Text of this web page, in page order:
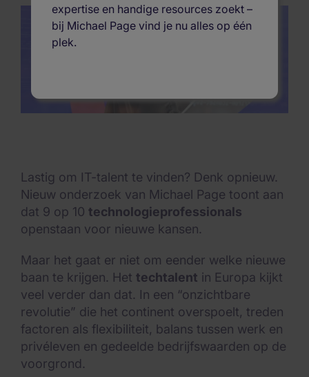
Lastig om IT-talent te vinden? Denk opnieuw.
Nieuw onderzoek van Michael Page toont aan
dat 9 op 10 technologieprofessionals
openstaan voor nieuwe kansen.
Maar het gaat er niet om eender welke nieuwe
baan te krijgen. Het techtalent in Europa kijkt
veel verder dan dat. In een “onzichtbare
revolutie” die het continent overspoelt, treden
factoren als flexibiliteit, balans tussen werk en
privéleven en gedeelde bedrijfswaarden op de
voorgrond.
expertise en handige resources zoekt –
bij Michael Page vind je nu alles op één
plek.